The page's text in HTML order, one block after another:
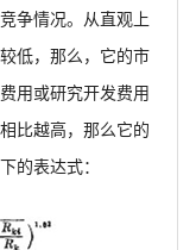
争情况。从直观上
低，那么，它的市
用或研究开发费用
比越高，那么它的
的表达式：